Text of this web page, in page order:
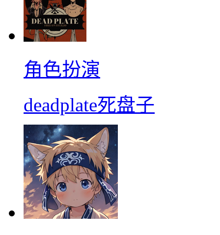
角色扮演
deadplate死盘子